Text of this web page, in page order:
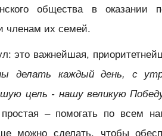
общества в оказании
членам их семей.
это важнейшая,
делать каждый день, с
цель - нашу великую
– помогать по всем
можно сделать, чтобы